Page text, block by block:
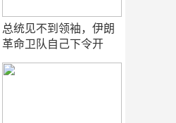
总统见不到领袖，伊朗
革命卫队自己下令开